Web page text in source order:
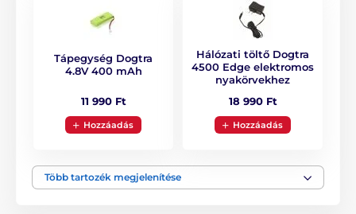
A Dogtra 4502 Edge kiképzőnyakörv
hatótávolsága 1600 m. Ideális a kutya alap
képzéséhez, mint pl. hozzám, lábhoz,
maradj, stb...Alkalmas akár a kutya nagyobb
távolságból történő visszahívására.
A működés (korrekció) típusa
és elektrosztatikus impulzust használ
(rövid vagy hosszú), mely 127 szinten
Tápegység Dogtra
4.8V 400 mAh
11 990 Ft
Hozzáadás
Hálózati töltő Dogtra
4500 Edge elektromos
nyakörvekhez
18 990 Ft
Hozzáadás
Több tartozék megjelenítése